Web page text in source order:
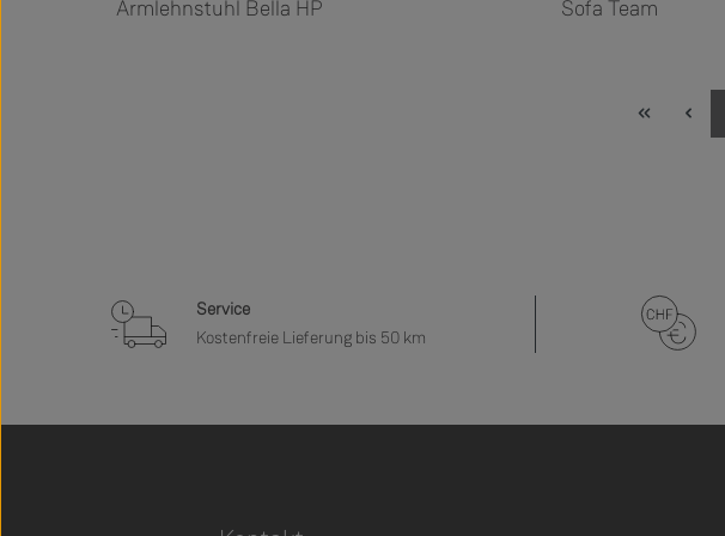
Armlehnstuhl Bella HP Sofa Team
Service
Kostenfreie Lieferung bis 50 km